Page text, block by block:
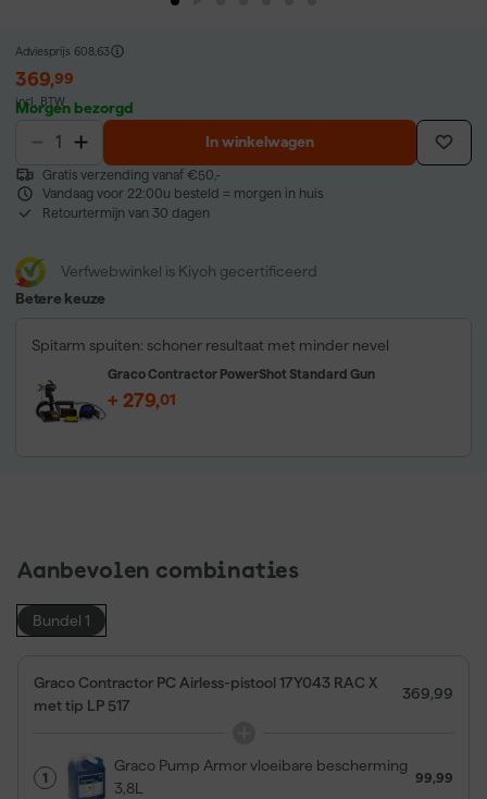
Adviesprijs 608,63
369,99
incl. BTW
Morgen bezorgd
In winkelwagen
Gratis verzending vanaf €50,-
Vandaag voor 22:00u besteld = morgen in huis
Retourtermijn van 30 dagen
Verfwebwinkel is Kiyoh gecertificeerd
Betere keuze
Spitarm spuiten: schoner resultaat met minder nevel
Graco Contractor PowerShot Standard Gun
+ 279,01
Aanbevolen combinaties
Bundel 1
Graco Contractor PC Airless-pistool 17Y043 RAC X
met tip LP 517
369,99
1
Graco Pump Armor vloeibare bescherming
3,8L
99,99